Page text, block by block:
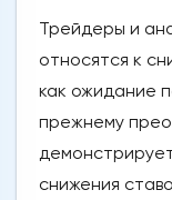
Трейдеры и
относятся к
как ожидание
прежнему
снижения